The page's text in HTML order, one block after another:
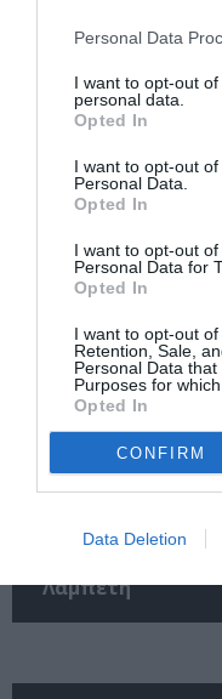
Personal Data
I want to opt-out
personal data.
Opted In
I want to opt-out
Personal Data.
Opted In
I want to opt-out
Personal Data for
Opted In
I want to opt-out of
Retention, Sale,
Personal Data
Purposes for
Opted In
CONFIRM
Data Deletion
Starovas Band +
Γιάννης Γιοκαρίνης
στο Δημοτικό
Κορυδαλλού
Τα ντουέτα του
ελληνικού
κινηματογράφου:
Αδάμ Τσαρούχης
Λαμπέτη